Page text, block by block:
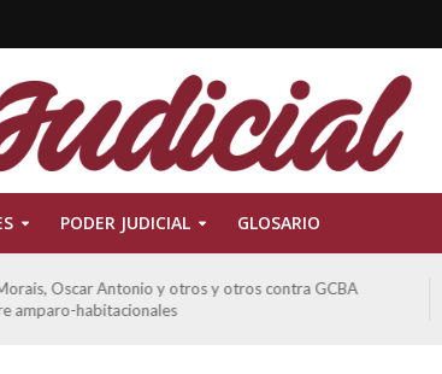
PODER JUDICIAL GLOSARIO
Oscar Antonio y otros y otros contra GCBA
amparo-habitacionales